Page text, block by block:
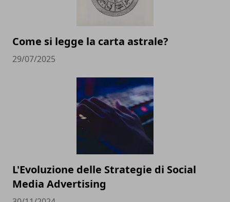
Come si legge la carta astrale?
29/07/2025
L'Evoluzione delle Strategie di Social
Media Advertising